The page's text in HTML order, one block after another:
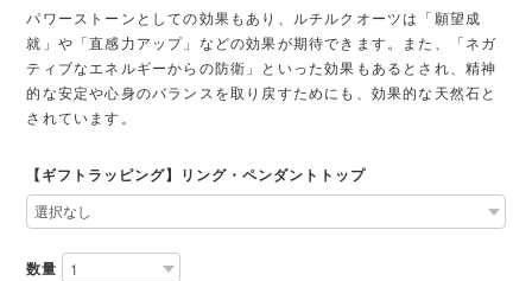
パワーストーンとしての効果もあり、ルチルクオーツは「願望成
就」や「直感力アップ」などの効果が期待できます。また、「ネガ
ティブなエネルギーからの防衛」といった効果もあるとされ、精神
的な安定や心身のバランスを取り戻すためにも、効果的な天然石と
されています。
【ギフトラッピング】リング・ペンダントトップ
数量